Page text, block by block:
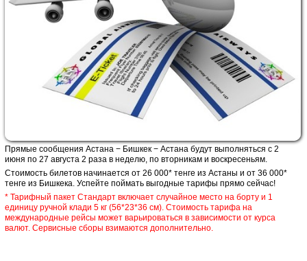
Прямые сообщения Астана − Бишкек − Астана будут выполняться с 2
июня по 27 августа 2 раза в неделю, по вторникам и воскресеньям.
Стоимость билетов начинается от 26 000* тенге из Астаны и от 36 000*
тенге из Бишкека. Успейте поймать выгодные тарифы прямо сейчас!
* Тарифный пакет Стандарт включает случайное место на борту и 1
единицу ручной клади 5 кг (56*23*36 см). Стоимость тарифа на
международные рейсы может варьироваться в зависимости от курса
валют. Сервисные сборы взимаются дополнительно.